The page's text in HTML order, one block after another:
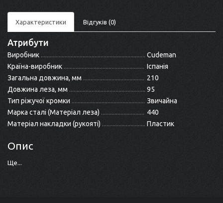
Характеристики Відгуків (0)
Атрибути
Виробник
Cudeman
Країна-виробник
Іспанія
Загальна довжина, мм
210
Довжина леза, мм
95
Тип ріжучої кромки
Звичайна
Марка сталі (Матеріал леза)
440
Матеріал накладки (рукояті)
Пластик
Опис
Ще...